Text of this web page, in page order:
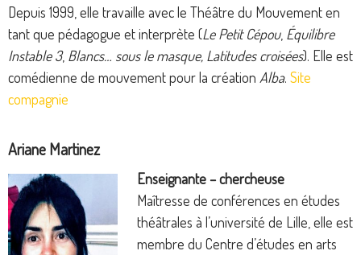
Depuis 1999, elle travaille avec le Théâtre du Mouvement en
tant que pédagogue et interprète (Le Petit Cépou, Équilibre
Instable 3, Blancs… sous le masque, Latitudes croisées). Elle est
comédienne de mouvement pour la création Alba. Site
compagnie
Ariane Martinez
Enseignante – chercheuse
Maîtresse de conférences en études
théâtrales à l’université de Lille, elle est
membre du Centre d’études en arts